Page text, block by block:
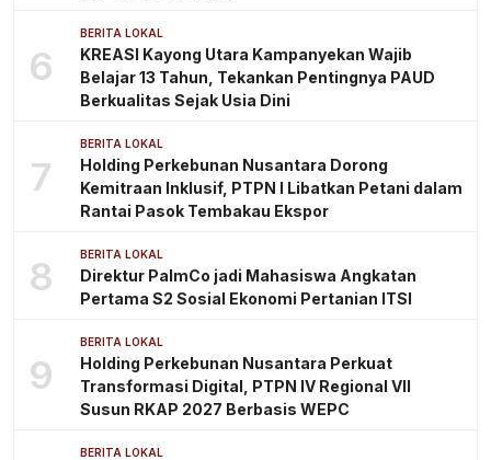
6
BERITA LOKAL
KREASI Kayong Utara Kampanyekan Wajib
Belajar 13 Tahun, Tekankan Pentingnya PAUD
Berkualitas Sejak Usia Dini
7
BERITA LOKAL
Holding Perkebunan Nusantara Dorong
Kemitraan Inklusif, PTPN I Libatkan Petani dalam
Rantai Pasok Tembakau Ekspor
8 BERITA LOKAL
Direktur PalmCo jadi Mahasiswa Angkatan
Pertama S2 Sosial Ekonomi Pertanian ITSI
9
BERITA LOKAL
Holding Perkebunan Nusantara Perkuat
Transformasi Digital, PTPN IV Regional VII
Susun RKAP 2027 Berbasis WEPC
BERITA LOKAL